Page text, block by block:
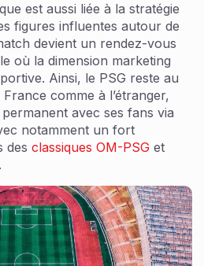
est aussi liée à la stratégie
figures influentes autour de
devient un rendez-vous
où la dimension marketing
Ainsi, le PSG reste au
comme à l’étranger,
avec ses fans via
notamment un fort
des classiques OM-PSG et